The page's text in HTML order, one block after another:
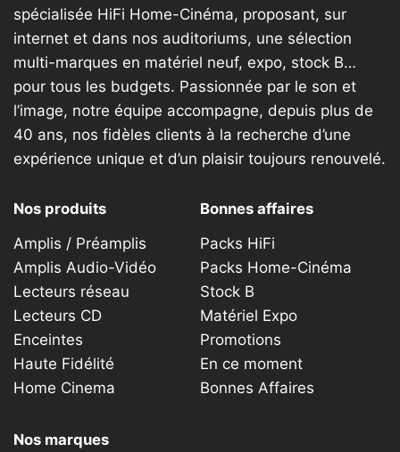
spécialisée HiFi Home-Cinéma, proposant, sur
internet et dans nos auditoriums, une sélection
multi-marques en matériel neuf, expo, stock B…
pour tous les budgets. Passionnée par le son et
l’image, notre équipe accompagne, depuis plus de
40 ans, nos fidèles clients à la recherche d’une
expérience unique et d’un plaisir toujours renouvelé.
Nos produits
Amplis / Préamplis
Amplis Audio-Vidéo
Lecteurs réseau
Lecteurs CD
Enceintes
Haute Fidélité
Home Cinema
Bonnes affaires
Packs HiFi
Packs Home-Cinéma
Stock B
Matériel Expo
Promotions
En ce moment
Bonnes Affaires
Nos marques